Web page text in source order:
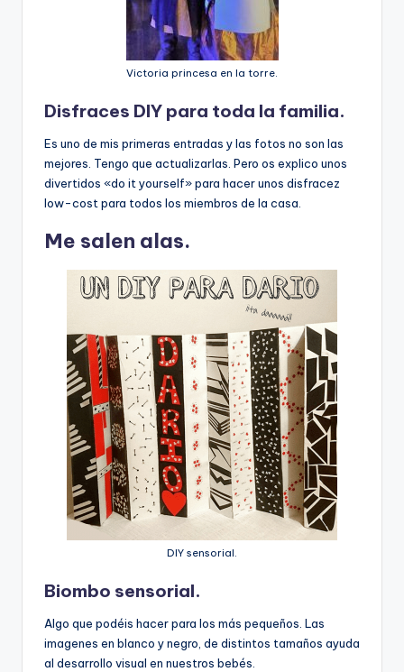
Victoria princesa en la torre.
Disfraces DIY para toda la familia.
Es uno de mis primeras entradas y las fotos no son las
mejores. Tengo que actualizarlas. Pero os explico unos
divertidos «do it yourself» para hacer unos disfracez
low-cost para todos los miembros de la casa.
Me salen alas.
DIY sensorial.
Biombo sensorial.
Algo que podéis hacer para los más pequeños. Las
imagenes en blanco y negro, de distintos tamaños ayuda
al desarrollo visual en nuestros bebés.